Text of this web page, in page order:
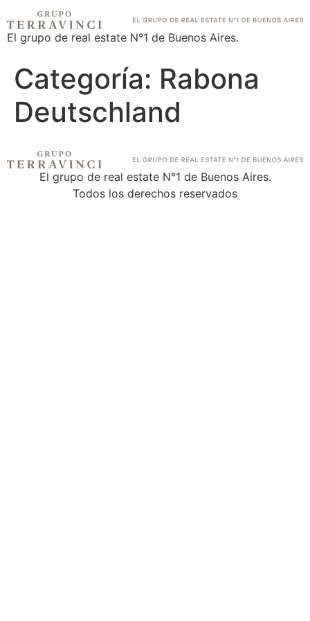
El grupo de real estate N°1 de Buenos Aires.
Categoría: Rabona
Deutschland
El grupo de real estate N°1 de Buenos Aires.
Todos los derechos reservados